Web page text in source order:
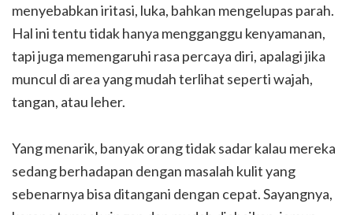
menyebabkan iritasi, luka, bahkan mengelupas parah.
Hal ini tentu tidak hanya mengganggu kenyamanan,
tapi juga memengaruhi rasa percaya diri, apalagi jika
muncul di area yang mudah terlihat seperti wajah,
tangan, atau leher.
Yang menarik, banyak orang tidak sadar kalau mereka
sedang berhadapan dengan masalah kulit yang
sebenarnya bisa ditangani dengan cepat. Sayangnya,